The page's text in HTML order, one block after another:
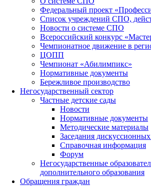
Федеральный проект
Список учреждений СПО,
Новости о системе СПО
Всероссийский конкурс
Чемпионатное движение в
ЦОПП
Чемпионат «Абилимпикс»
Нормативные документы
Бережливое производство
Негосударственный сектор
Частные детские сады
Новости
Нормативные документы
Методические материалы
Заседания
Справочная информация
Форум
Негосударственные
дополнительного образования
Обращения граждан